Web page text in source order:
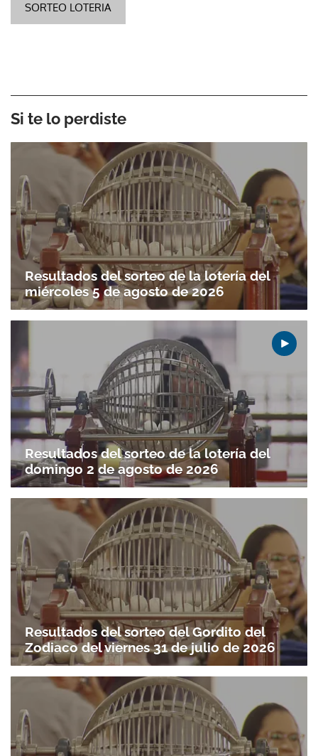
SORTEO LOTERIA
Si te lo perdiste
Resultados del sorteo de la lotería del
miércoles 5 de agosto de 2026
Resultados del sorteo de la lotería del
domingo 2 de agosto de 2026
Resultados del sorteo del Gordito del
Zodiaco del viernes 31 de julio de 2026